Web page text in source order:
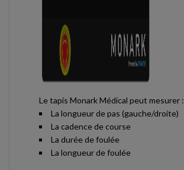
Le tapis Monark Médical peut mesurer :
La longueur de pas (gauche/droite)
La cadence de course
La durée de foulée
La longueur de foulée